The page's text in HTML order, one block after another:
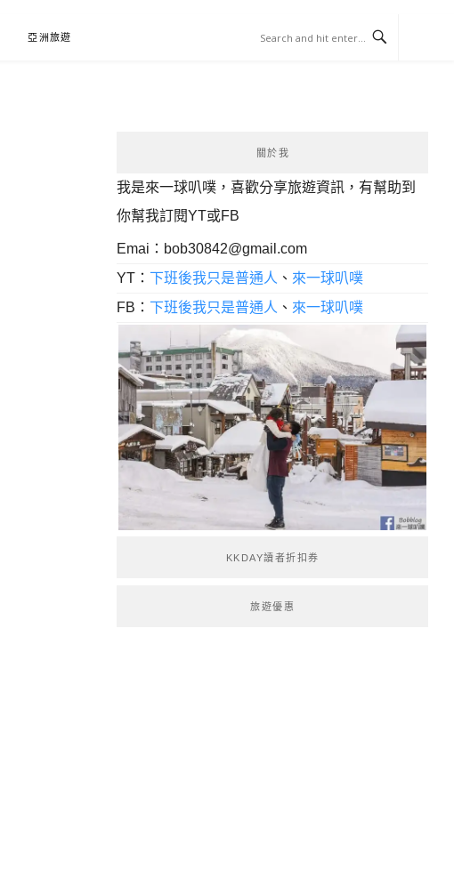
亞洲旅遊
關於我
我是來一球叭噗，喜歡分享旅遊資訊，有幫助到
你幫我訂閱YT或FB
Emai： bob30842@gmail.com
YT：下班後我只是普通人 、 來一球叭噗
FB：下班後我只是普通人 、 來一球叭噗
KKDAY讀者折扣券
旅遊優惠